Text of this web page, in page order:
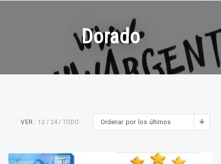
Dorado
Ordenar por los últimos
VER: 12 24 TODO: